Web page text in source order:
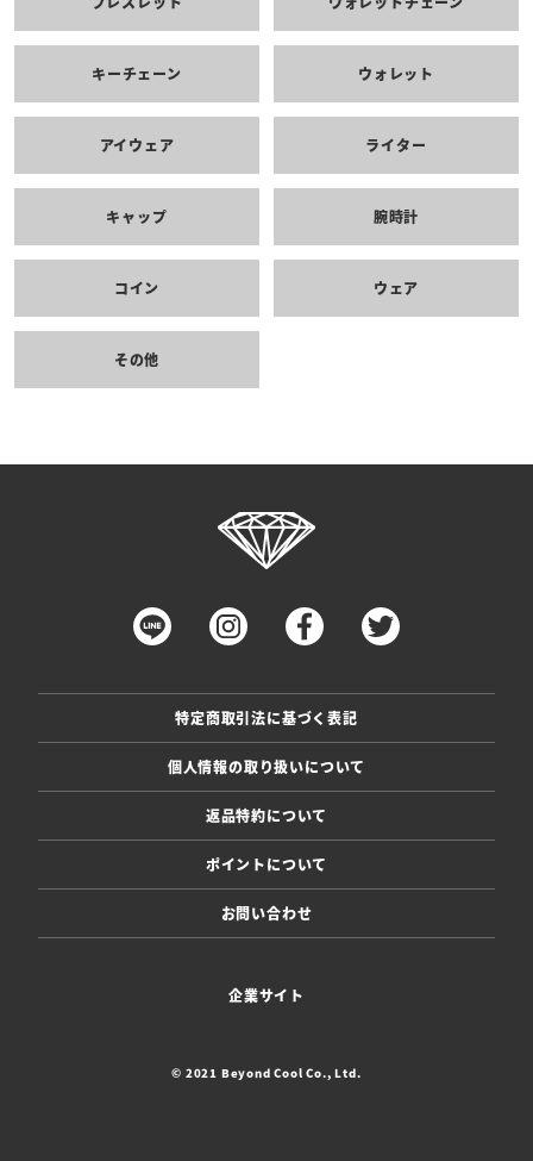
キーチェーン ウォレット
アイウェア ライター
キャップ 腕時計
コイン ウェア
その他
特定商取引法に基づく表記
個人情報の取り扱いについて
返品特約について
ポイントについて
お問い合わせ
企業サイト
© 2021 Beyond Cool Co., Ltd.